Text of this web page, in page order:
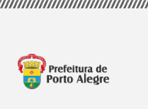
Pular
principal